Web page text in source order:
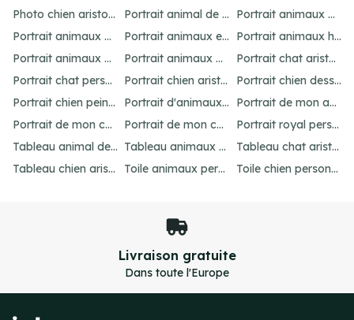
Photo chien aristocrate : un portrait original
Portrait animal de compagnie : votre guide personnalisé
Portrait animaux aquarelle personnalisé
Portrait animaux dessin : personnalisez votre œuvre
Portrait animaux en costume : offrez un cadeau unique
Portrait animaux humanisés : idées et inspirations uniques
Portrait animaux peinture : créez un chef-d'œuvre unique
Portrait animaux personnalisé : l'art unique
Portrait chat aristocrate : un cadeau personnalisé
Portrait chat personnalisé : idées et options uniques
Portrait chien aristocrate : un cadeau personnalisé
Portrait chien dessin : personnalisez votre œuvre
Portrait chien peinture : personnalisez votre chef-d'œuvre
Portrait d'animaux d'après photo : idées uniques et originales
Portrait de mon animal : personnalisation unique
Portrait de mon chat : idées et options originales
Portrait de mon chien : idées et options originales
Portrait royal personnalisé : offrez un tableau unique
Tableau animal de compagnie : idées créatives et amusantes
Tableau animaux habillés : personnalisez votre portrait
Tableau chat aristocrate : un cadeau raffiné
Tableau chien aristocrate : offrez un cadeau unique
Toile animaux personnalisé : créez un chef-d'œuvre unique Toile chien personnalisé : créez votre chef-d'œuvre unique
Paiement sécurisé
Transactions 100% sécurisées